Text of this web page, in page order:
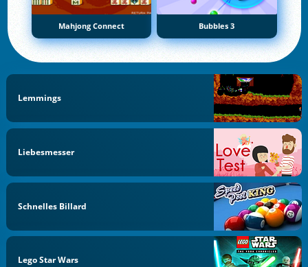
Mahjong Connect Bubbles 3
Lemmings
Liebesmesser
Schnelles Billard
Lego Star Wars